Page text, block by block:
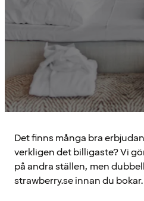
Det finns många bra
verkligen det billigaste? Vi
på andra ställen, men
strawberry.se innan du bokar.